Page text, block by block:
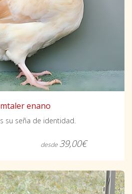
enano
su seña de identidad.
desde 39,00€